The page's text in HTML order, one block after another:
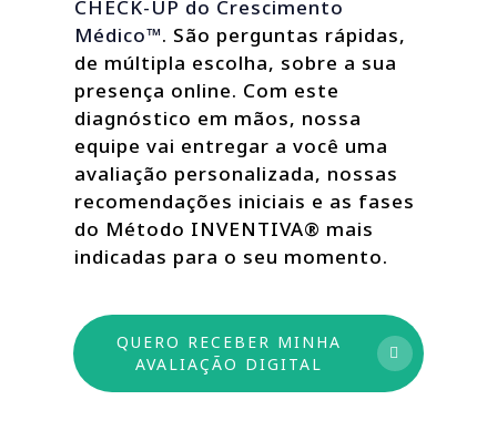
CHECK-UP do Crescimento
Médico™. São perguntas rápidas,
de múltipla escolha, sobre a sua
presença online. Com este
diagnóstico em mãos, nossa
equipe vai entregar a você uma
avaliação personalizada, nossas
recomendações iniciais e as fases
do Método INVENTIVA® mais
indicadas para o seu momento.
QUERO RECEBER MINHA
AVALIAÇÃO DIGITAL